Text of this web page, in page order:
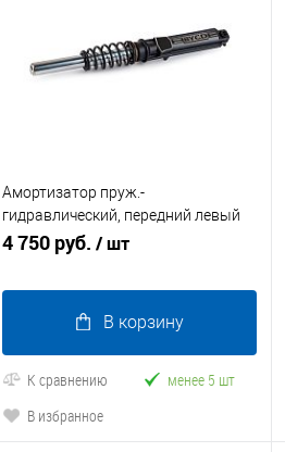
Амортизатор пруж.-
гидравлический, передний левый
Rutrike D4 Next 1500 Вт (43 мм) L-
4 750 руб. / шт
В корзину
К сравнению
менее 5 шт
В избранное